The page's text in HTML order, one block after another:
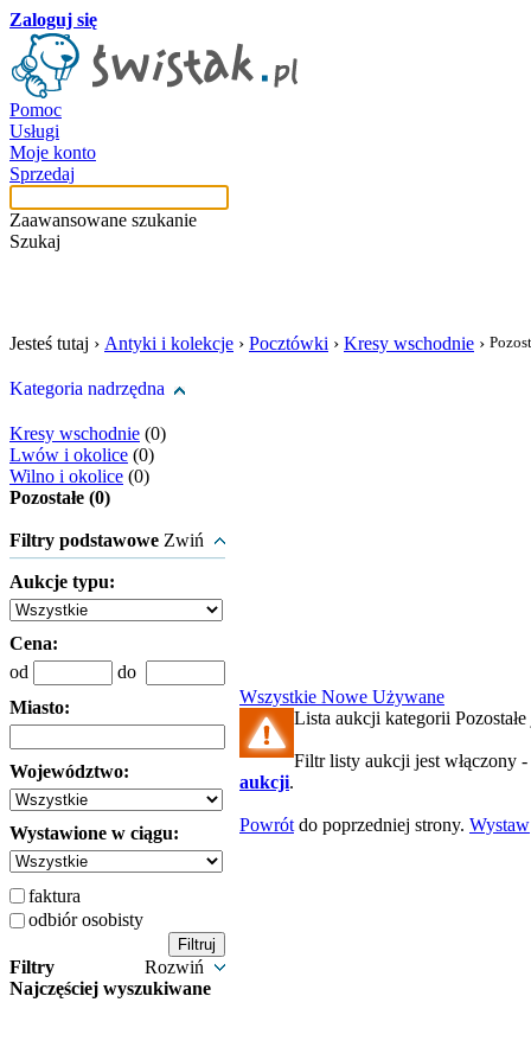
Zaloguj się
Pomoc
Usługi
Moje konto
Sprzedaj
Zaawansowane szukanie
Szukaj
Jesteś tutaj › Antyki i kolekcje › Pocztówki › Kresy wschodnie ›
Kategoria nadrzędna
Kresy wschodnie (0)
Lwów i okolice (0)
Wilno i okolice (0)
Pozostałe (0)
Filtry podstawowe Zwiń
Aukcje typu:
Cena:
od
do
Miasto:
Województwo:
Wystawione w ciągu:
faktura
odbiór osobisty
Filtry
Rozwiń
Najczęściej wyszukiwane
Wszystkie Nowe Używane
Lista aukcji kategorii Pozostałe
Filtr listy aukcji jest włączony -
aukcji.
Powrót do poprzedniej strony. Wystaw